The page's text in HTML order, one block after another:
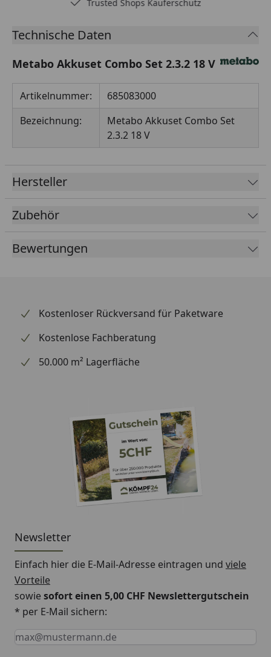
Trusted Shops Käuferschutz
Technische Daten
Metabo Akkuset Combo Set 2.3.2 18 V
Artikelnummer:
685083000
Bezeichnung:
Metabo Akkuset Combo Set
2.3.2 18 V
Hersteller
Zubehör
Bewertungen
Kostenloser Rückversand für Paketware
Kostenlose Fachberatung
50.000 m² Lagerfläche
Newsletter
Einfach hier die E-Mail-Adresse eintragen und viele
Vorteile
sowiesofort einen 5,00 CHF Newslettergutschein
* per E-Mail sichern:
Keine Eingabe erforderlich
Eingabe erforderlich
E-Mail *